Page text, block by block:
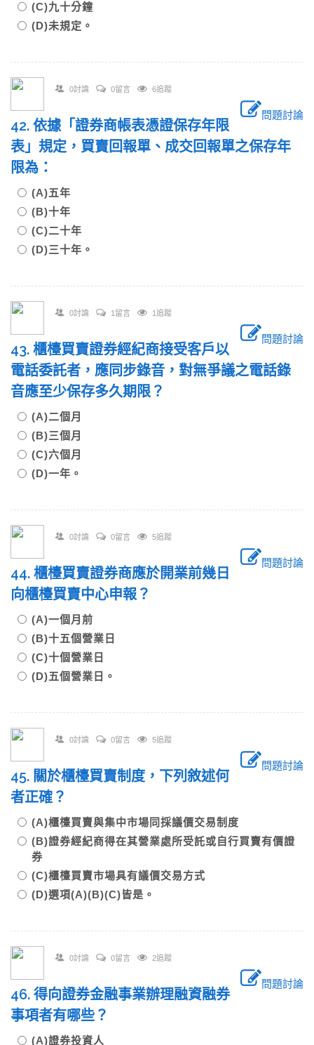
(C)九十分鐘
(D)未規定。
0討論 0留言 6追蹤
問題討論
42. 依據「證券商帳表憑證保存年限
表」規定，買賣回報單、成交回報單之保存年
限為：
(A)五年
(B)十年
(C)二十年
(D)三十年。
0討論 1留言 1追蹤
問題討論
43. 櫃檯買賣證券經紀商接受客戶以
電話委託者，應同步錄音，對無爭議之電話錄
音應至少保存多久期限？
(A)二個月
(B)三個月
(C)六個月
(D)一年。
0討論 0留言 5追蹤
問題討論
44. 櫃檯買賣證券商應於開業前幾日
向櫃檯買賣中心申報？
(A)一個月前
(B)十五個營業日
(C)十個營業日
(D)五個營業日。
0討論 0留言 5追蹤
問題討論
45. 關於櫃檯買賣制度，下列敘述何
者正確？
(A)櫃檯買賣與集中市場同採議價交易制度
(B)證券經紀商得在其營業處所受託或自行買賣有價證
券
(C)櫃檯買賣市場具有議價交易方式
(D)選項(A)(B)(C)皆是。
0討論 0留言 2追蹤
問題討論
46. 得向證券金融事業辦理融資融券
事項者有哪些？
(A)證券投資人